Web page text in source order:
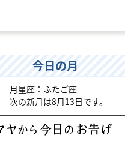
今日の月
月星座：ふたご座
次の新月は8月13日です。